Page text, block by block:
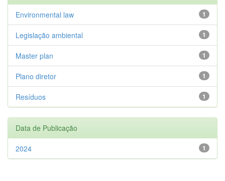
1
Environmental law
1
Legislação ambiental
1
Master plan
1
Plano diretor
1
Resíduos
Data de Publicação
1
2024